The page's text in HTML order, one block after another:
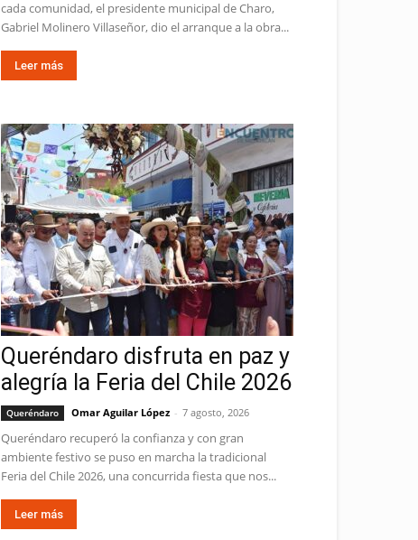
cada comunidad, el presidente municipal de Charo,
Gabriel Molinero Villaseñor, dio el arranque a la obra...
Leer más
Queréndaro disfruta en paz y
alegría la Feria del Chile 2026
Queréndaro Omar Aguilar López - 7 agosto, 2026
Queréndaro recuperó la confianza y con gran
ambiente festivo se puso en marcha la tradicional
Feria del Chile 2026, una concurrida fiesta que nos...
Leer más